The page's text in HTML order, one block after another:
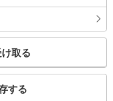
取る
する